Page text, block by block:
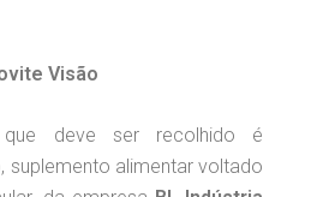
Visão
que deve ser recolhido é
, suplemento alimentar voltado